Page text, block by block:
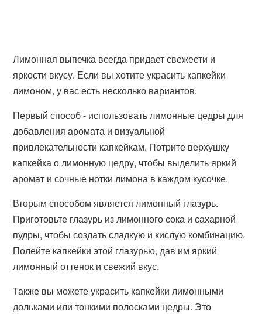
Лимонная выпечка всегда придает свежести и
яркости вкусу. Если вы хотите украсить капкейки
лимоном, у вас есть несколько вариантов.
Первый способ - использовать лимонные цедры для
добавления аромата и визуальной
привлекательности капкейкам. Потрите верхушку
капкейка о лимонную цедру, чтобы выделить яркий
аромат и сочные нотки лимона в каждом кусочке.
Вторым способом является лимонный глазурь.
Приготовьте глазурь из лимонного сока и сахарной
пудры, чтобы создать сладкую и кислую комбинацию.
Полейте капкейки этой глазурью, дав им яркий
лимонный оттенок и свежий вкус.
Также вы можете украсить капкейки лимонными
дольками или тонкими полосками цедры. Это